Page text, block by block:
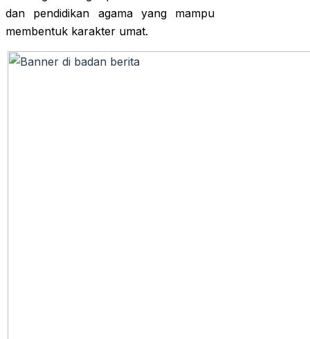
dan pendidikan agama yang mampu
membentuk karakter umat.